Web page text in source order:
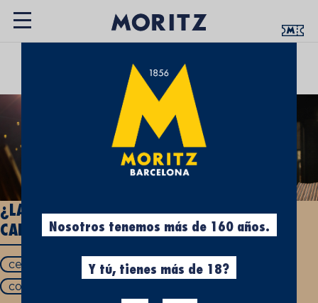
CERVECERA
¿LA CERVEZA CADUCA? DESCUBRE CUANDO
CADUCA LA CERVEZA
cerveza caduca
caducidad cerveza
conservación cerveza
Nosotros tenemos más de 160 años.
Y tú, tienes más de 18?